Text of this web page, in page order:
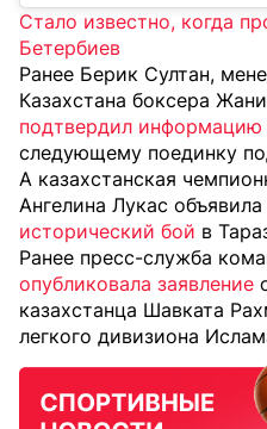
Стало известно, когда
Бетербиев
Ранее Берик Султан,
Казахстана боксера
подтвердил информацию
следующему поединку
А казахстанская
Ангелина Лукас
исторический бой в
Ранее пресс-служба
опубликовала заявление
казахстанца Шавката
легкого дивизиона